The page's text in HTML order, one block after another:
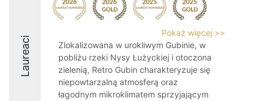
Laureaci
Pokaż więcej >>
Zlokalizowana w urokliwym Gubinie, w
pobliżu rzeki Nysy Łużyckiej i otoczona
zielenią, Retro Gubin charakteryzuje się
niepowtarzalną atmosferą oraz
łagodnym mikroklimatem sprzyjającym